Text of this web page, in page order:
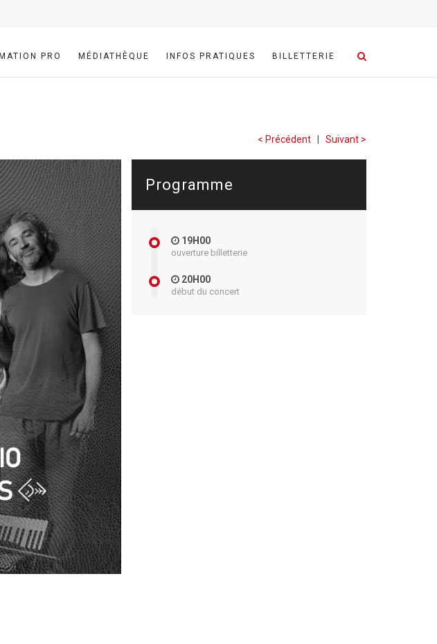
PRO MÉDIATHÈQUE INFOS PRATIQUES BILLETTERIE
< Précédent Suivant >
Programme
19H00
ouverture billetterie
20H00
début du concert